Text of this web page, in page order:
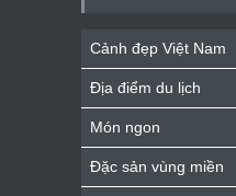
Cảnh đẹp Việt Nam
Địa điểm du lịch
Món ngon
Đặc sản vùng miền